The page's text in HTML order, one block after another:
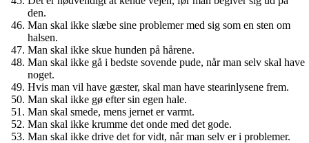
den.
Man skal ikke slæbe sine problemer med sig som en sten om
halsen.
Man skal ikke skue hunden på hårene.
Man skal ikke gå i bedste sovende pude, når man selv skal have
noget.
Hvis man vil have gæster, skal man have stearinlysene frem.
Man skal ikke gø efter sin egen hale.
Man skal smede, mens jernet er varmt.
Man skal ikke krumme det onde med det gode.
Man skal ikke drive det for vidt, når man selv er i problemer.